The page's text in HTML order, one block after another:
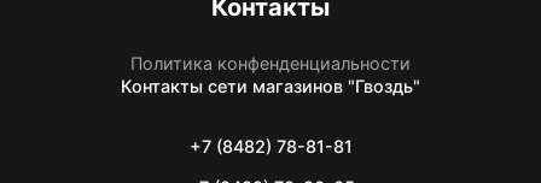
Контакты
Политика конфенденциальности
Контакты сети магазинов "Гвоздь"
+7 (8482) 78-81-81